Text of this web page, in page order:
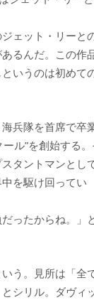
ェット・リーと
るんだ。この作
いうのは初めて
兵隊を首席で卒
ル”を創始する。
タントマンとし
を駆け回ってい
ったからね。」
う。見所は「全
シリル。ダヴィ